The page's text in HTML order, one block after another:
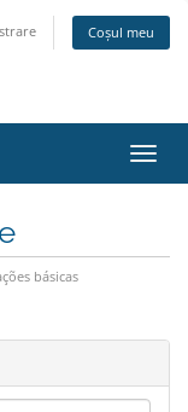
Coșul meu
básicas